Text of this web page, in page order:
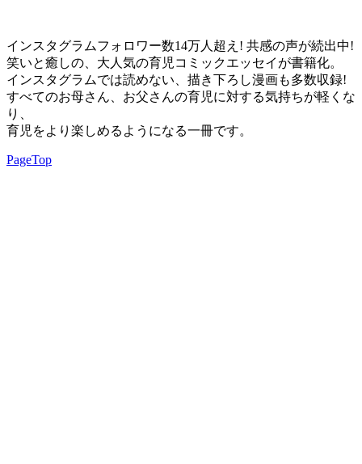
インスタグラムフォロワー数14万人超え! 共感の声が続出中!
笑いと癒しの、大人気の育児コミックエッセイが書籍化。
インスタグラムでは読めない、描き下ろし漫画も多数収録!
すべてのお母さん、お父さんの育児に対する気持ちが軽くな
り、
育児をより楽しめるようになる一冊です。
PageTop